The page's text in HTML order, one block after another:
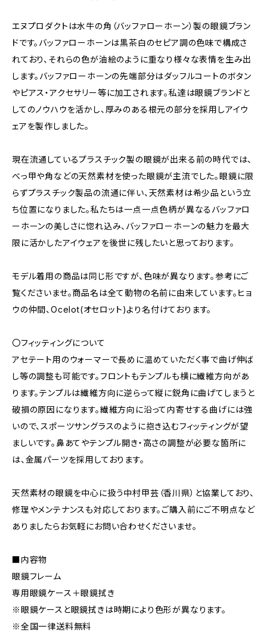
エヌプロダクトは水牛の角（バッファローホーン）製の眼鏡ブラン
ドです。バッファローホーンは黒茶白のセピア調の色味で構成さ
れており、それらの色が油絵のように重なり様々な表情を生み出
します。バッファローホーンの先端部分はダッフルコートのボタン
やピアス・アクセサリー等に加工されます。私達は眼鏡ブランドと
してのノウハウを活かし、厚みのある根元の部分を採用しアイウ
ェアを製作しました。
現在流通しているプラスチック製の眼鏡が出来る前の時代では、
べっ甲や角などの天然素材を使った眼鏡が主流でした。眼鏡に限
らずプラスチック製品の流通に伴い、天然素材は希少品という立
ち位置になりました。私たちは一点一点色柄が異なるバッファロ
ーホーンの美しさに惚れ込み、バッファローホーンの魅力を最大
限に活かしたアイウェアを後世に残したいと思っております。
モデル着用の商品は同じ形ですが、色味が異なります。参考にご
覧くださいませ。商品名は全て動物の名前に由来しています。ヒョ
ウの仲間、Ocelot(オセロット)より名付けております。
〇フィッティングについて
アセテート用のウォーマーで長めに温めていただく事で曲げ伸ば
し等の調整も可能です。フロントもテンプルも横に繊維方向があ
ります。テンプルは繊維方向に逆らって縦に鋭角に曲げてしまうと
破損の原因になります。繊維方向に沿って内寄せする曲げには強
いので、スポーツサングラスのように抱き込むフィッティングが望
ましいです。鼻あてやテンプル開き・高さの調整が必要な箇所に
は、金属パーツを採用しております。
天然素材の眼鏡を中心に扱う中村甲芸（香川県）と協業しており、
修理やメンテナンスも対応しております。ご購入前にご不明点など
ありましたらお気軽にお問い合わせくださいませ。
■内容物
眼鏡フレーム
専用眼鏡ケース＋眼鏡拭き
※眼鏡ケースと眼鏡拭きは時期により色形が異なります。
※全国一律送料無料